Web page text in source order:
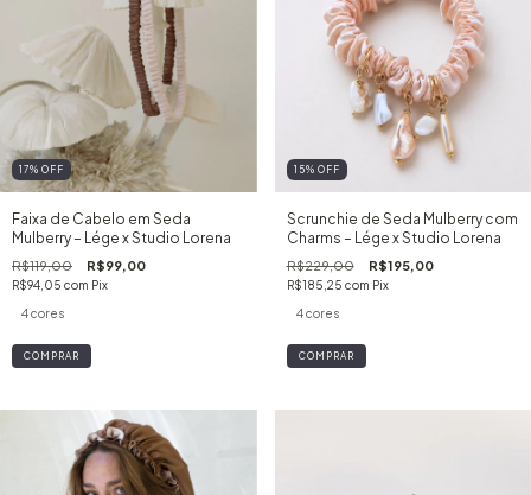
17% OFF
Faixa de Cabelo em Seda
Mulberry – Lége x Studio Lorena
R$119,00 R$99,00
R$94,05 com Pix
4 cores
COMPRAR
15% OFF
Scrunchie de Seda Mulberry com
Charms – Lége x Studio Lorena
R$229,00 R$195,00
R$185,25 com Pix
4 cores
COMPRAR